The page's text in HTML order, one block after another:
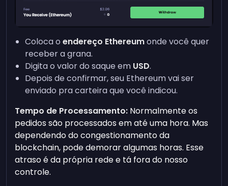
Coloca oendereço Ethereumonde você quer
receber a grana.
Digita o valor do saque em USD.
Depois de confirmar, seu Ethereum vai ser
enviado pra carteira que você indicou.
Tempo de Processamento: Normalmente os
pedidos são processados em até uma hora. Mas
dependendo do congestionamento da
blockchain, pode demorar algumas horas. Esse
atraso é da própria rede e tá fora do nosso
controle.